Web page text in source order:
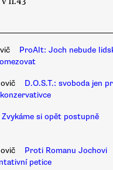
ProAlt: Joch nebude
D.O.S.T.: svoboda jen
Zvykáme si opět postupně
Proti Romanu Jochovi
petice